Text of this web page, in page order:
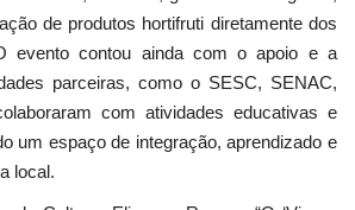
de produtos hortifruti diretamente dos
evento contou ainda com o apoio e a
parceiras, como o SESC, SENAC,
com atividades educativas e
um espaço de integração, aprendizado e
local.